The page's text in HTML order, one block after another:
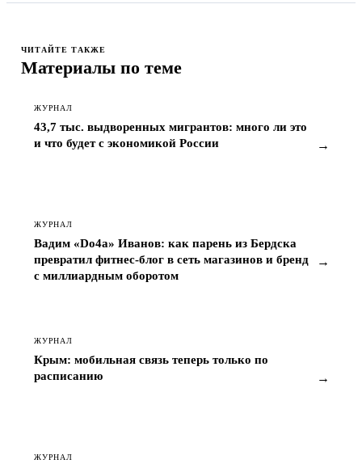
ЧИТАЙТЕ ТАКЖЕ
Материалы по теме
ЖУРНАЛ
43,7 тыс. выдворенных мигрантов: много ли это
и что будет с экономикой России
→
ЖУРНАЛ
Вадим «Do4a» Иванов: как парень из Бердска
превратил фитнес-блог в сеть магазинов и бренд
с миллиардным оборотом
→
ЖУРНАЛ
Крым: мобильная связь теперь только по
расписанию
→
ЖУРНАЛ